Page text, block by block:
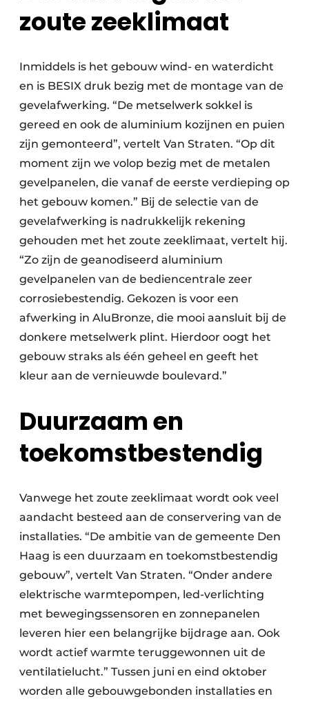
zoute zeeklimaat
Inmiddels is het gebouw wind- en waterdicht
en is BESIX druk bezig met de montage van de
gevelafwerking. “De metselwerk sokkel is
gereed en ook de aluminium kozijnen en puien
zijn gemonteerd”, vertelt Van Straten. “Op dit
moment zijn we volop bezig met de metalen
gevelpanelen, die vanaf de eerste verdieping op
het gebouw komen.” Bij de selectie van de
gevelafwerking is nadrukkelijk rekening
gehouden met het zoute zeeklimaat, vertelt hij.
“Zo zijn de geanodiseerd aluminium
gevelpanelen van de bediencentrale zeer
corrosiebestendig. Gekozen is voor een
afwerking in AluBronze, die mooi aansluit bij de
donkere metselwerk plint. Hierdoor oogt het
gebouw straks als één geheel en geeft het
kleur aan de vernieuwde boulevard.”
Duurzaam en
toekomstbestendig
Vanwege het zoute zeeklimaat wordt ook veel
aandacht besteed aan de conservering van de
installaties. “De ambitie van de gemeente Den
Haag is een duurzaam en toekomstbestendig
gebouw”, vertelt Van Straten. “Onder andere
elektrische warmtepompen, led-verlichting
met bewegingssensoren en zonnepanelen
leveren hier een belangrijke bijdrage aan. Ook
wordt actief warmte teruggewonnen uit de
ventilatielucht.” Tussen juni en eind oktober
worden alle gebouwgebonden installaties en